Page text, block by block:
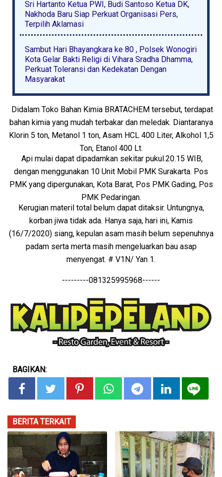
Sri Hartanto Ketua PWI, Budi Santoso Ketua DK,
Nakhoda Baru Siap Perkuat Organisasi Pers,
Terpilih Aklamasi
Sambut Hari Bhayangkara ke 80 , Polsek Wonogiri
Kota Gelar Bakti Religi di Vihara Sradha Dhamma,
Perkuat Toleransi dan Kedekatan Dengan
Masyarakat
Didalam Toko Bahan Kimia BRATACHEM tersebut, terdapat
bahan kimia yang mudah terbakar dan meledak. Diantaranya
Klorin 5 ton, Metanol 1 ton, Asam HCL 400 Liter, Alkohol 1,5
Ton, Etanol 400 Lt.
Api mulai dapat dipadamkan sekitar pukul.20.15 WIB,
dengan menggunakan 10 Unit Mobil PMK Surakarta. Pos
PMK yang dipergunakan, Kota Barat, Pos PMK Gading, Pos
PMK Pedaringan.
Kerugian materil total belum dapat ditaksir. Untungnya,
korban jiwa tidak ada. Hanya saja, hari ini, Kamis
(16/7/2020) siang, kepulan asam masih belum sepenuhnya
padam serta merta masih mengeluarkan bau asap
menyengat. # V1N/ Yan 1.
---------081325995968------
BAGIKAN:
BERITA TERKAIT